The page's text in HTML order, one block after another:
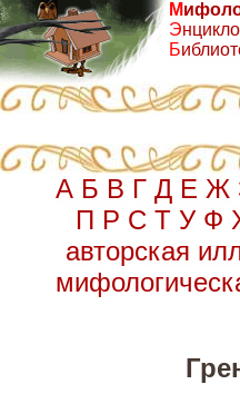
М
Э
Б
А Б В Г Д Е Ж
П Р С Т У Ф
авторская